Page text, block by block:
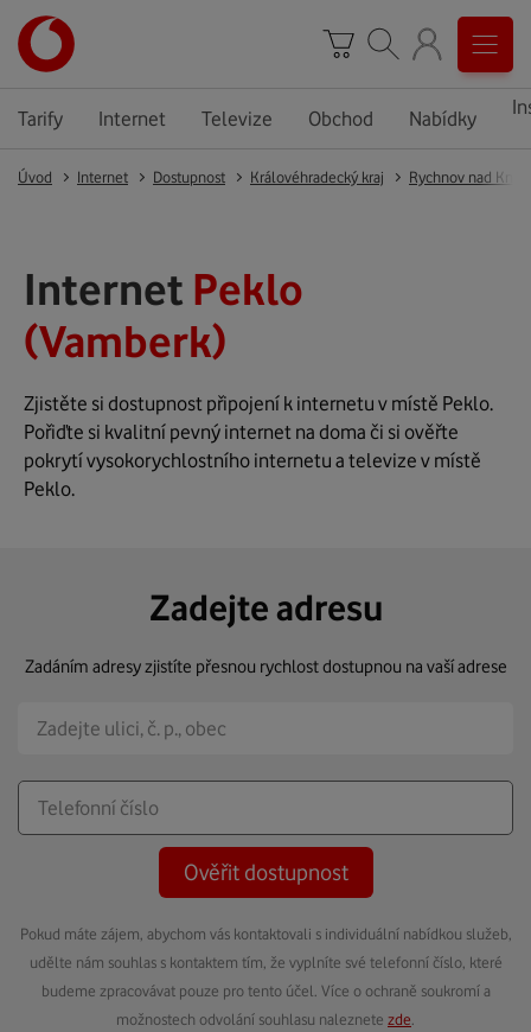
Tarify Internet Televize Obchod Nabídky
Úvod Internet Dostupnost Královéhradecký kraj Rychnov nad
Internet Peklo
(Vamberk)
Zjistěte si dostupnost připojení k internetu v místě Peklo.
Pořiďte si kvalitní pevný internet na doma či si ověřte
pokrytí vysokorychlostního internetu a televize v místě
Peklo.
Zadejte adresu
Zadáním adresy zjistíte přesnou rychlost dostupnou na vaší adrese
Ověřit dostupnost
Pokud máte zájem, abychom vás kontaktovali s individuální nabídkou služeb,
udělte nám souhlas s kontaktem tím, že vyplníte své telefonní číslo, které
budeme zpracovávat pouze pro tento účel. Více o ochraně soukromí a
možnostech odvolání souhlasu naleznete zde